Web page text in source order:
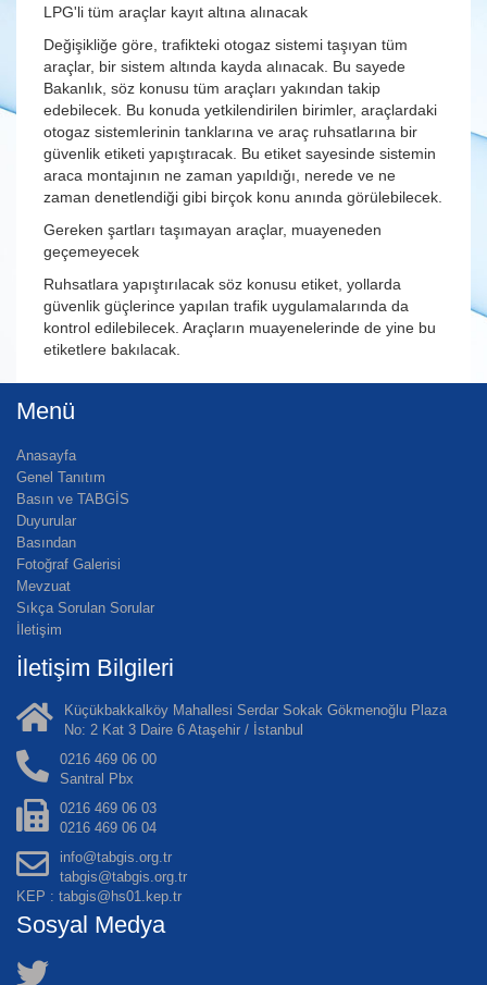
LPG'li tüm araçlar kayıt altına alınacak
Değişikliğe göre, trafikteki otogaz sistemi taşıyan tüm
araçlar, bir sistem altında kayda alınacak. Bu sayede
Bakanlık, söz konusu tüm araçları yakından takip
edebilecek. Bu konuda yetkilendirilen birimler, araçlardaki
otogaz sistemlerinin tanklarına ve araç ruhsatlarına bir
güvenlik etiketi yapıştıracak. Bu etiket sayesinde sistemin
araca montajının ne zaman yapıldığı, nerede ve ne
zaman denetlendiği gibi birçok konu anında görülebilecek.
Gereken şartları taşımayan araçlar, muayeneden
geçemeyecek
Ruhsatlara yapıştırılacak söz konusu etiket, yollarda
güvenlik güçlerince yapılan trafik uygulamalarında da
kontrol edilebilecek. Araçların muayenelerinde de yine bu
etiketlere bakılacak.
Menü
Anasayfa
Genel Tanıtım
Basın ve TABGİS
Duyurular
Basından
Fotoğraf Galerisi
Mevzuat
Sıkça Sorulan Sorular
İletişim
İletişim Bilgileri
Küçükbakkalköy Mahallesi Serdar Sokak Gökmenoğlu Plaza
No: 2 Kat 3 Daire 6 Ataşehir / İstanbul
0216 469 06 00
Santral Pbx
0216 469 06 03
0216 469 06 04
info@tabgis.org.tr
tabgis@tabgis.org.tr
KEP : tabgis@hs01.kep.tr
Sosyal Medya